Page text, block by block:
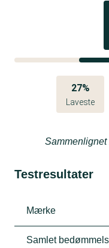
27%
Laveste
Sammenlignet
Testresultater
Mærke
Samlet